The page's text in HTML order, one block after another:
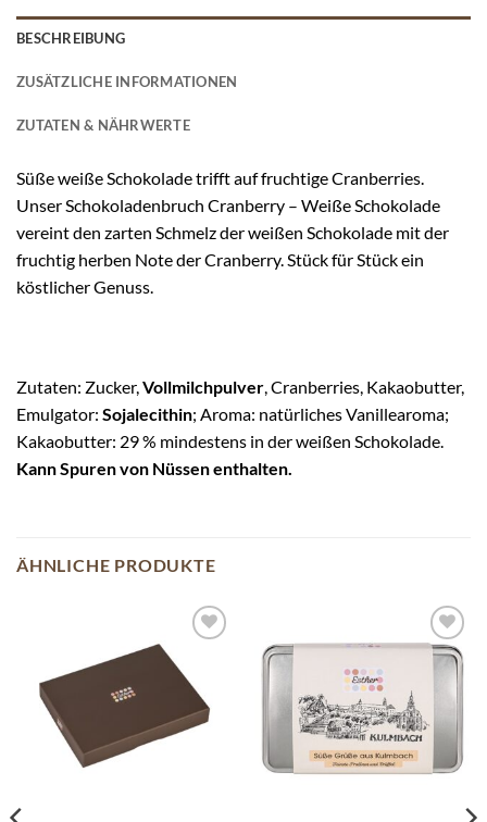
BESCHREIBUNG
ZUSÄTZLICHE INFORMATIONEN
ZUTATEN & NÄHRWERTE
Süße weiße Schokolade trifft auf fruchtige Cranberries.
Unser Schokoladenbruch Cranberry – Weiße Schokolade
vereint den zarten Schmelz der weißen Schokolade mit der
fruchtig herben Note der Cranberry. Stück für Stück ein
köstlicher Genuss.
Zutaten: Zucker, Vollmilchpulver , Cranberries, Kakaobutter,
Emulgator: Sojalecithin; Aroma: natürliches Vanillearoma;
Kakaobutter: 29 % mindestens in der weißen Schokolade.
Kann Spuren von Nüssen enthalten.
ÄHNLICHE PRODUKTE
Auf die
Wunschliste
Auf die
Wunschliste